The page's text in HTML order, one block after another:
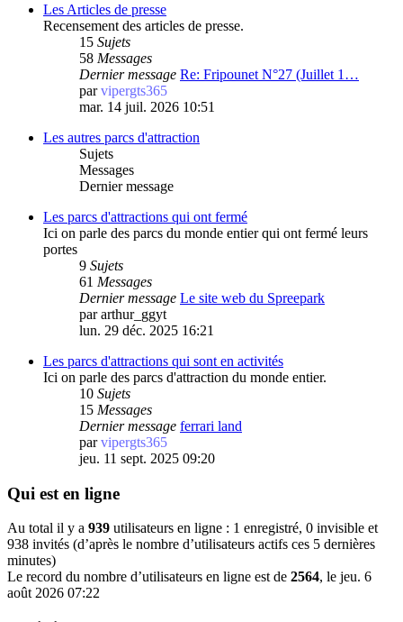
Les Articles de presse
Recensement des articles de presse.
15 Sujets
58 Messages
Dernier message Re: Fripounet N°27 (Juillet 1…
parvipergts365
mar. 14 juil. 2026 10:51
Les autres parcs d'attraction
Sujets
Messages
Dernier message
Les parcs d'attractions qui ont fermé
Ici on parle des parcs du monde entier qui ont fermé leurs
portes
9 Sujets
61 Messages
Dernier message Le site web du Spreepark
pararthur_ggyt
lun. 29 déc. 2025 16:21
Les parcs d'attractions qui sont en activités
Ici on parle des parcs d'attraction du monde entier.
10 Sujets
15 Messages
Dernier message ferrari land
parvipergts365
jeu. 11 sept. 2025 09:20
Qui est en ligne
Au total il y a 939 utilisateurs en ligne : 1 enregistré, 0 invisible et
938 invités (d’après le nombre d’utilisateurs actifs ces 5 dernières
minutes)
Le record du nombre d’utilisateurs en ligne est de 2564, le jeu. 6
août 2026 07:22